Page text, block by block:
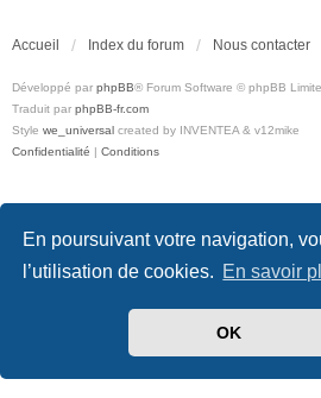
En poursuivant votre navigation,
l’utilisation de cookies. En savoir
OK
Accueil Index du forum Nous contacter
Développé par phpBB® Forum Software © phpBB
Traduit par phpBB-fr.com
Style we_universal created by INVENTEA & v12mike
Confidentialité | Conditions